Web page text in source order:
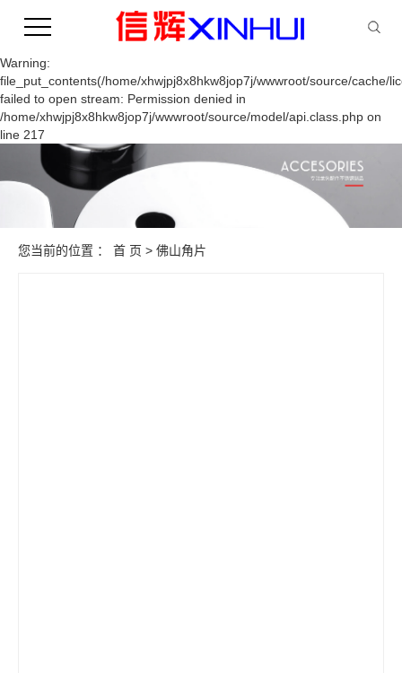
Warning:
file_put_contents(/home/xhwjpj8x8hkw8jop7j/wwwroot/source/cache/
failed to open stream: Permission denied in
/home/xhwjpj8x8hkw8jop7j/wwwroot/source/model/api.class.php on
line 217
您当前的位置 ： 首 页 > 佛山角片